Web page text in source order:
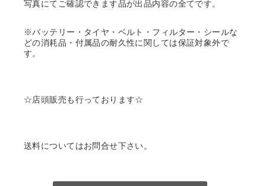
写真にてご確認できます品が出品内容の全てです。
※バッテリー・タイヤ・ベルト・フィルター・シールな
どの消耗品・付属品の耐久性に関しては保証対象外で
す。
☆店頭販売も行っております☆
送料についてはお問合せ下さい。